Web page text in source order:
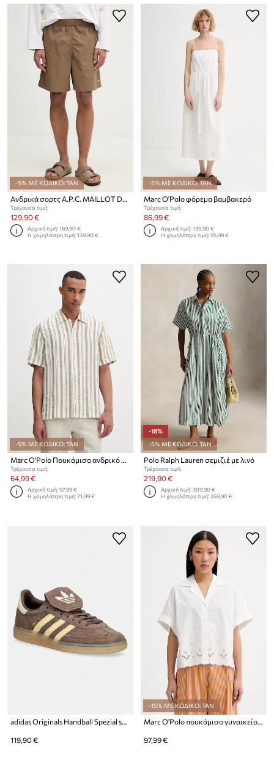
-5% ΜΕ ΚΩΔΙΚΟ: TAN
Ανδρικά σορτς A.P.C. MAILLOT DE BAIN
Τρέχουσα τιμή:
129,90 €
Αρχική τιμή:169,90 €
Η χαμηλότερη τιμή:139,90 €
-5% ΜΕ ΚΩΔΙΚΟ: TAN
Marc O'Polo φόρεμα βαμβακερό
Τρέχουσα τιμή:
86,99 €
Αρχική τιμή:139,90 €
Η χαμηλότερη τιμή:95,99 €
-5% ΜΕ ΚΩΔΙΚΟ: TAN
Marc O'Polo Πουκάμισο ανδρικό με λινό
Τρέχουσα τιμή:
64,99 €
Αρχική τιμή:97,99 €
Η χαμηλότερη τιμή:71,99 €
-18%
-5% ΜΕ ΚΩΔΙΚΟ: TAN
Polo Ralph Lauren σεμιζιέ με λινό
Τρέχουσα τιμή:
219,90 €
Αρχική τιμή:309,90 €
Η χαμηλότερη τιμή:269,90 €
119,90 €
-15% ΜΕ ΚΩΔΙΚΟ: TAN
97,99 €